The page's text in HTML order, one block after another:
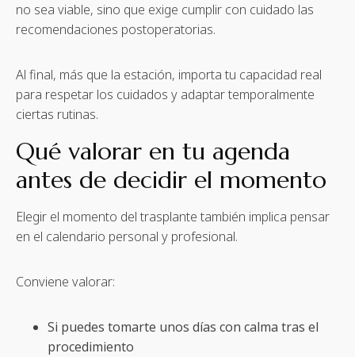
no sea viable, sino que exige cumplir con cuidado las
recomendaciones postoperatorias.
Al final, más que la estación, importa tu capacidad real
para respetar los cuidados y adaptar temporalmente
ciertas rutinas.
Qué valorar en tu agenda
antes de decidir el momento
Elegir el momento del trasplante también implica pensar
en el calendario personal y profesional.
Conviene valorar:
Si puedes tomarte unos días con calma tras el
procedimiento